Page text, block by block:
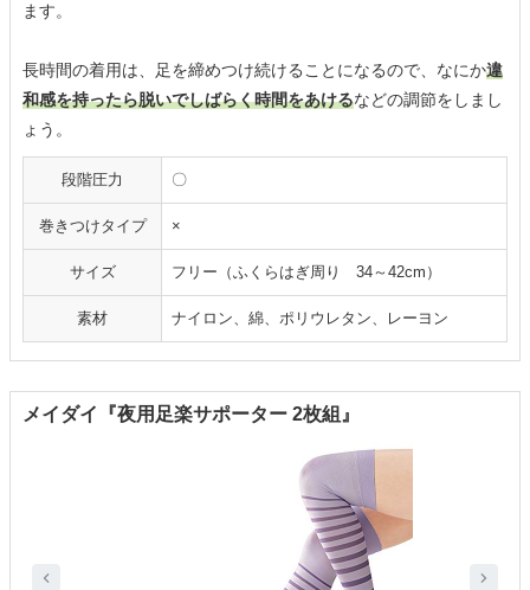
ます。
長時間の着用は、足を締めつけ続けることになるので、なにか違
和感を持ったら脱いでしばらく時間をあけるなどの調節をしまし
ょう。
段階圧力 〇
巻きつけタイプ ×
サイズ フリー（ふくらはぎ周り 34～42cm）
素材 ナイロン、綿、ポリウレタン、レーヨン
メイダイ『夜用足楽サポーター 2枚組』